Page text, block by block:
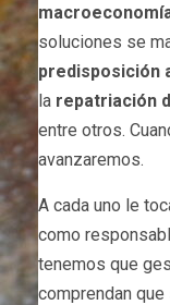
soluciones se
predisposición
la repatriación
entre otros.
avanzaremos.
A cada uno le
como
tenemos que
comprendan